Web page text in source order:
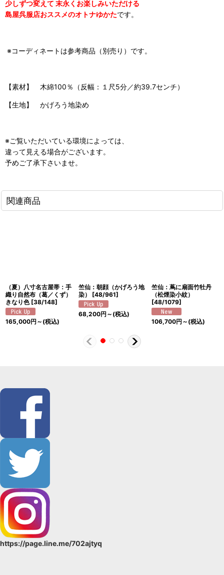
少しずつ変えて 末永くお楽しみいただける
島屋呉服店おススメのオトナゆかたです。
※コーディネートは参考商品（別売り）です。
【素材】 木綿100％（反幅：１尺5分／約39.7センチ）
【生地】 かげろう地染め
※ご覧いただいている環境によっては、
違って見える場合がございます。
予めご了承下さいませ。
関連商品
（夏）八寸名古屋帯：手
織り自然布（葛／くず）
きなり色 [38/148]
165,000円 ～ (税込)
竺仙：朝顔（かげろう地
染）
[48/961]
68,200円 ～ (税込)
竺仙：蔦に扇面竹牡丹
（松煙染小紋）
[48/1079]
106,700円 ～ (税込)
https://page.line.me/702ajtyq